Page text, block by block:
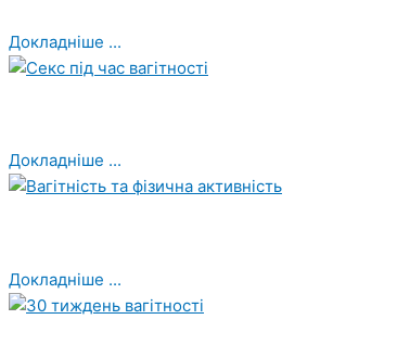
Докладніше ...
Докладніше ...
Докладніше ...